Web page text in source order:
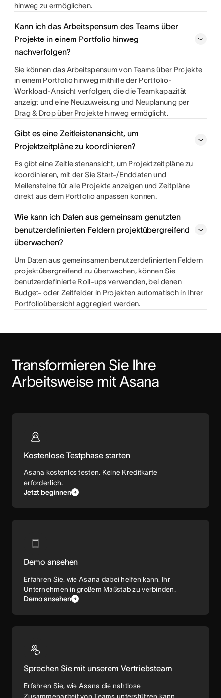
hinweg zu ermöglichen.
Kann ich das Arbeitspensum des Teams über
Projekte in einem Portfolio hinweg
nachverfolgen?
Sie können das Arbeitspensum von Teams über Projekte
in einem Portfolio hinweg mithilfe der Portfolio-
Workload-Ansicht verfolgen, die die Teamkapazität
anzeigt und eine Neuzuweisung und Neuplanung per
Drag & Drop über Projekte hinweg ermöglicht.
Gibt es eine Zeitleistenansicht, um
Projektzeitpläne zu koordinieren?
Es gibt eine Zeitleistenansicht, um Projektzeitpläne zu
koordinieren, mit der Sie Start-/Enddaten und
Meilensteine für alle Projekte anzeigen und Zeitpläne
direkt aus dem Portfolio anpassen können.
Wie kann ich Daten aus gemeinsam genutzten
benutzerdefinierten Feldern projektübergreifend
überwachen?
Um Daten aus gemeinsamen benutzerdefinierten Feldern
projektübergreifend zu überwachen, können Sie
benutzerdefinierte Roll-ups verwenden, bei denen
Budget- oder Zeitfelder in Projekten automatisch in Ihrer
Portfolioübersicht aggregiert werden.
Transformieren Sie Ihre
Arbeitsweise mit Asana
Kostenlose Testphase starten
Asana kostenlos testen. Keine Kreditkarte
erforderlich.
Jetzt beginnen
Demo ansehen
Erfahren Sie, wie Asana dabei helfen kann, Ihr
Unternehmen in großem Maßstab zu verbinden.
Demo ansehen
Sprechen Sie mit unserem Vertriebsteam
Erfahren Sie, wie Asana die nahtlose
Zusammenarbeit von Teams unterstützen kann.